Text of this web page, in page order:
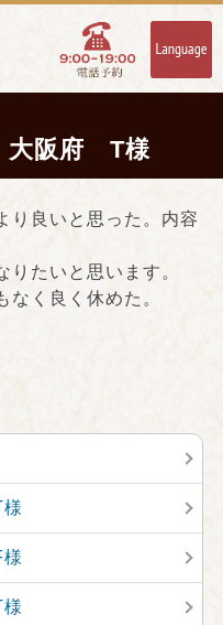
大阪府 T様
り良いと思った。内容
りたいと思います。
く良く休めた。